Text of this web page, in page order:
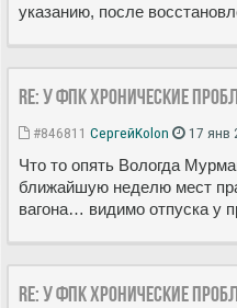
указанию, после
Re: У ФПК хронические
#846811 СергейKolon 17 янв
Что то опять Вологда
ближайшую неделю мест
вагона… видимо отпуска у
Re: У ФПК хронические